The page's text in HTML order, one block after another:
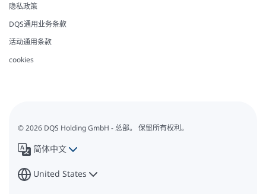
隐私政策
DQS通用业务条款
活动通用条款
cookies
© 2026 DQS Holding GmbH - 总部。 保留所有权利。
简体中文
United States